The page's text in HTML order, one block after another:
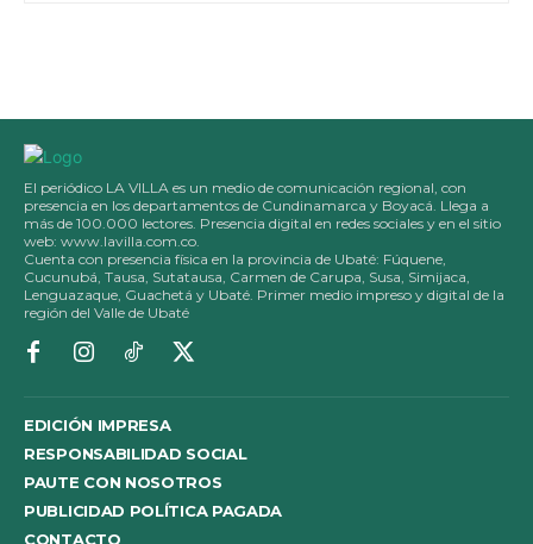
El periódico LA VILLA es un medio de comunicación regional, con
presencia en los departamentos de Cundinamarca y Boyacá. Llega a
más de 100.000 lectores. Presencia digital en redes sociales y en el sitio
web: www.lavilla.com.co.
Cuenta con presencia física en la provincia de Ubaté: Fúquene,
Cucunubá, Tausa, Sutatausa, Carmen de Carupa, Susa, Simijaca,
Lenguazaque, Guachetá y Ubaté. Primer medio impreso y digital de la
región del Valle de Ubaté
EDICIÓN IMPRESA
RESPONSABILIDAD SOCIAL
PAUTE CON NOSOTROS
PUBLICIDAD POLÍTICA PAGADA
CONTACTO